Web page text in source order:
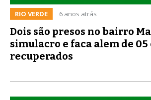
RIO VERDE 6 anos atrás
Dois são presos no bairro
simulacro e faca alem de
recuperados